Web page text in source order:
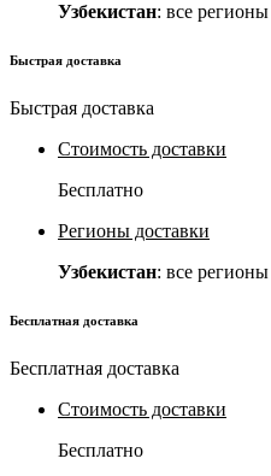
Узбекистан: все регионы
Быстрая доставка
Быстрая доставка
Стоимость доставки
Бесплатно
Регионы доставки
Узбекистан: все регионы
Бесплатная доставка
Бесплатная доставка
Стоимость доставки
Бесплатно